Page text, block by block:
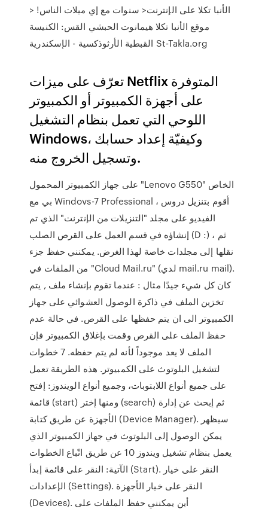
الأنبا تكلا على الإنترنت< سنوات مع إي ميلات الناس! <
موقع الأنبا تكلا هيمانوت الحبشي القس: الكنيسة
القبطية الأرثوذكسية - الإسكندرية St-Takla.org
تعرّف على ميزات Netflix المتوفرة
على أجهزة الكمبيوتر أو الكمبيوتر
اللوحي التي تعمل بنظام التشغيل
Windows، وكيفيّة إعداد حسابك
وتسجيل الخروج منه.
على جهاز الكمبيوتر المحمول "Lenovo G550" الخاص
بي مع Windovs-7 Professional ، أقوم بتنزيل دروس
الفيديو على مجلد "التنزيلات من الإنترنت" الذي تم
إنشاؤه في قسم العمل على القرص الصلب (D :) ، ثم
نقلها إلى مجلدات خاصة لهذا الغرض. يمكنني حفظ جزء
من الملفات في "Cloud Mail.ru" (لدي mail.ru mail).
كان كل شيء جيدًا مثال : عندما تقوم بإنشاء ملف , يتم
تخزين الملف في ذاكرة الوصول العشوائي على جهاز
الكمبيوتر الى ان يتم حفظها على القرص. في حالة عدم
حفظ الملف على القرص وقمت بإغلاق الكمبيوتر فإن
الملف لا يعد موجوداً لأنه لم يتم حفظه. 7 خطوات
لتشغيل البلوتوث على الكمبيوتر. هذه الطريقة تعمل
على جميع أنواع اللابتوبات، وجميع أنواع الويندوز: إفتح
قائمة (start) ومنها إختر (search) ثم إبحث عن إدارة
الأجهزة عن طريق كتابة (Device Manager). سيظهر
يمكن الوصول إلى البلوتوث في جهاز الكمبيوتر الذي
يعمل بنظام تشغيل ويندوز 10 عن طريق اتّباع الخطوات
الآتية: النقر على قائمة إبدأ (Start). النقر على خيار
الإعدادات (Settings). النقر على خيار الأجهزة
(Devices). أين يمكنني حفظ الملفات على